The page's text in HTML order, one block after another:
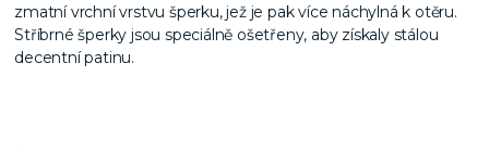
zmatní vrchní vrstvu šperku, jež je pak více náchylná k otěru.
Stříbrné šperky jsou speciálně ošetřeny, aby získaly stálou
decentní patinu.